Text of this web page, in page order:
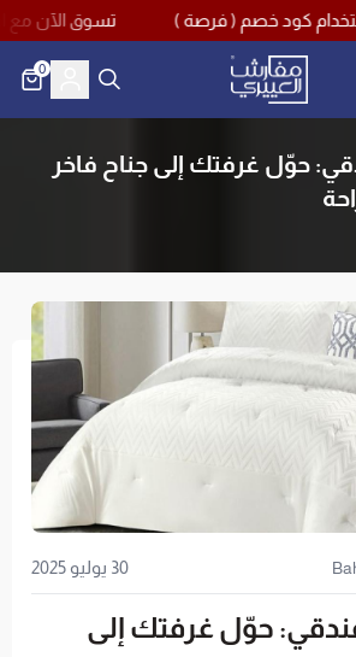
تسوق الآن مع اقوى تخفيضات منتصف العام
مفارش العييري
0
حوّل غرفتك إلى جناح فاخر
30 يوليو 2025
حوّل غرفتك إلى